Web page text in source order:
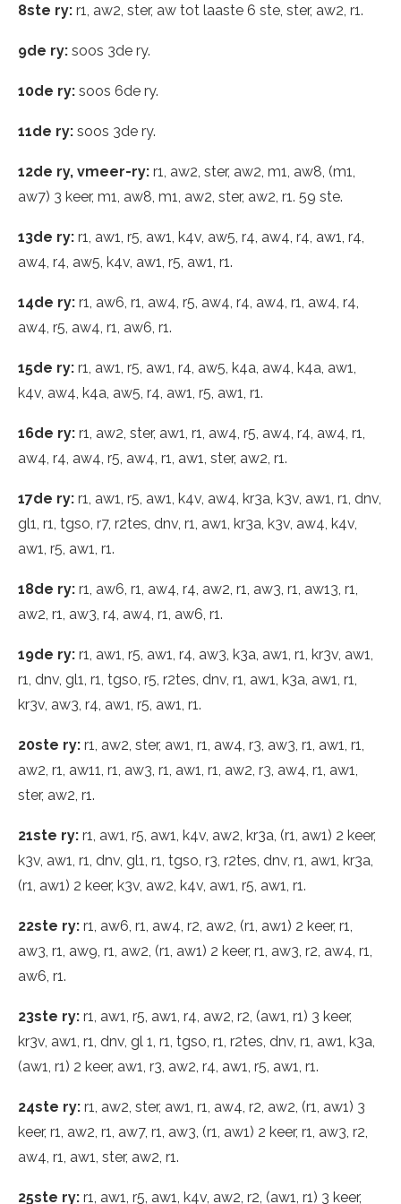
8ste ry: r1, aw2, ster, aw tot laaste 6 ste, ster, aw2, r1.
9de ry: soos 3de ry.
10de ry: soos 6de ry.
11de ry: soos 3de ry.
12de ry, vmeer-ry: r1, aw2, ster, aw2, m1, aw8, (m1,
aw7) 3 keer, m1, aw8, m1, aw2, ster, aw2, r1. 59 ste.
13de ry: r1, aw1, r5, aw1, k4v, aw5, r4, aw4, r4, aw1, r4,
aw4, r4, aw5, k4v, aw1, r5, aw1, r1.
14de ry: r1, aw6, r1, aw4, r5, aw4, r4, aw4, r1, aw4, r4,
aw4, r5, aw4, r1, aw6, r1.
15de ry: r1, aw1, r5, aw1, r4, aw5, k4a, aw4, k4a, aw1,
k4v, aw4, k4a, aw5, r4, aw1, r5, aw1, r1.
16de ry: r1, aw2, ster, aw1, r1, aw4, r5, aw4, r4, aw4, r1,
aw4, r4, aw4, r5, aw4, r1, aw1, ster, aw2, r1.
17de ry: r1, aw1, r5, aw1, k4v, aw4, kr3a, k3v, aw1, r1, dnv,
gl1, r1, tgso, r7, r2tes, dnv, r1, aw1, kr3a, k3v, aw4, k4v,
aw1, r5, aw1, r1.
18de ry: r1, aw6, r1, aw4, r4, aw2, r1, aw3, r1, aw13, r1,
aw2, r1, aw3, r4, aw4, r1, aw6, r1.
19de ry: r1, aw1, r5, aw1, r4, aw3, k3a, aw1, r1, kr3v, aw1,
r1, dnv, gl1, r1, tgso, r5, r2tes, dnv, r1, aw1, k3a, aw1, r1,
kr3v, aw3, r4, aw1, r5, aw1, r1.
20ste ry: r1, aw2, ster, aw1, r1, aw4, r3, aw3, r1, aw1, r1,
aw2, r1, aw11, r1, aw3, r1, aw1, r1, aw2, r3, aw4, r1, aw1,
ster, aw2, r1.
21ste ry: r1, aw1, r5, aw1, k4v, aw2, kr3a, (r1, aw1) 2 keer,
k3v, aw1, r1, dnv, gl1, r1, tgso, r3, r2tes, dnv, r1, aw1, kr3a,
(r1, aw1) 2 keer, k3v, aw2, k4v, aw1, r5, aw1, r1.
22ste ry: r1, aw6, r1, aw4, r2, aw2, (r1, aw1) 2 keer, r1,
aw3, r1, aw9, r1, aw2, (r1, aw1) 2 keer, r1, aw3, r2, aw4, r1,
aw6, r1.
23ste ry: r1, aw1, r5, aw1, r4, aw2, r2, (aw1, r1) 3 keer,
kr3v, aw1, r1, dnv, gl 1, r1, tgso, r1, r2tes, dnv, r1, aw1, k3a,
(aw1, r1) 2 keer, aw1, r3, aw2, r4, aw1, r5, aw1, r1.
24ste ry: r1, aw2, ster, aw1, r1, aw4, r2, aw2, (r1, aw1) 3
keer, r1, aw2, r1, aw7, r1, aw3, (r1, aw1) 2 keer, r1, aw3, r2,
aw4, r1, aw1, ster, aw2, r1.
25ste ry: r1, aw1, r5, aw1, k4v, aw2, r2, (aw1, r1) 3 keer,